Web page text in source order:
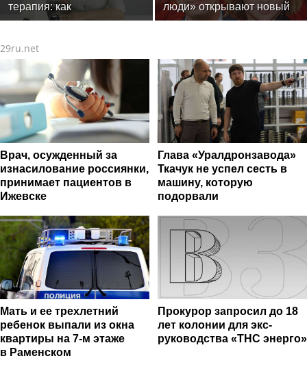
терапия: как
современные технологии
онкологии
люди» открывают новый
театральный сезон
29ru.net
Врач, осужденный за
изнасилование россиянки,
принимает пациентов в
Ижевске
Глава «Уралдронзавода»
Ткачук не успел сесть в
машину, которую
подорвали
Мать и ее трехлетний
ребенок выпали из окна
квартиры на 7-м этаже
в Раменском
Прокурор запросил до 18
лет колонии для экс-
руководства «ТНС энерго»